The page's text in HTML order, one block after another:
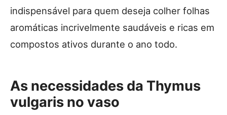
indispensável para quem deseja colher folhas
aromáticas incrivelmente saudáveis e ricas em
compostos ativos durante o ano todo.
As necessidades da Thymus
vulgaris no vaso